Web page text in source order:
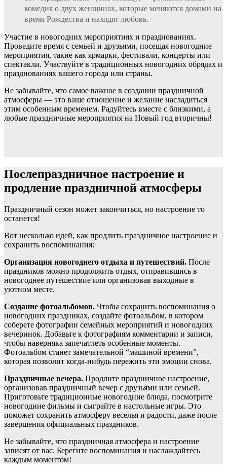
комедия о двух женщинах, которые меняются домами на
время Рождества и находят любовь.
Участие в новогодних мероприятиях и празднованиях.
Проведите время с семьей и друзьями, посещая новогодние
мероприятия, такие как ярмарки, фестивали, концерты или
спектакли. Участвуйте в традиционных новогодних обрядах и
празднованиях вашего города или страны.
Не забывайте, что самое важное в создании праздничной
атмосферы — это ваше отношение и желание насладиться
этим особенным временем. Радуйтесь вместе с близкими, а
любые праздничные мероприятия на Новый год вторичны!
Послепраздничное настроение и
продление праздничной атмосферы
Праздничный сезон может закончиться, но настроение то
останется!
Вот несколько идей, как продлить праздничное настроение и
сохранить воспоминания:
Организация новогоднего отдыха и путешествий. После
праздников можно продолжить отдых, отправившись в
новогоднее путешествие или организовав выходные в
уютном месте.
Создание фотоальбомов. Чтобы сохранить воспоминания о
новогодних праздниках, создайте фотоальбом, в котором
соберете фотографии семейных мероприятий и новогодних
вечеринок. Добавьте к фотографиям комментарии и записи,
чтобы наверняка запечатлеть особенные моменты.
Фотоальбом станет замечательной “машиной времени”,
которая позволит когда-нибудь пережить эти эмоции снова.
Праздничные вечера. Продлите праздничное настроение,
организовав праздничный вечер с друзьями или семьей.
Приготовьте традиционные новогодние блюда, посмотрите
новогодние фильмы и сыграйте в настольные игры. Это
поможет сохранить атмосферу веселья и радости, даже после
завершения официальных праздников.
Не забывайте, что праздничная атмосфера и настроение
зависят от вас. Берегите воспоминания и наслаждайтесь
каждым моментом!